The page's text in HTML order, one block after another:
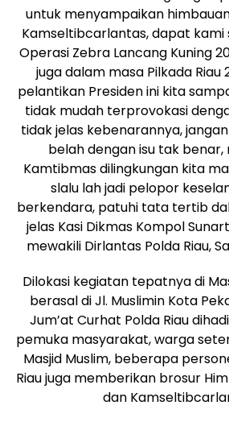
untuk menyampaikan
Kamseltibcarlantas, dapat kami
Operasi Zebra Lancang Kuning
juga dalam masa Pilkada Riau
pelantikan Presiden ini kita
tidak mudah terprovokasi
tidak jelas kebenarannya,
belah dengan isu tak benar,
Kamtibmas dilingkungan kita
slalu lah jadi pelopor
berkendara, patuhi tata tertib
jelas Kasi Dikmas Kompol
mewakili Dirlantas Polda Riau,
Dilokasi kegiatan tepatnya di
berasal di Jl. Muslimin Kota
Jum’at Curhat Polda Riau
pemuka masyarakat, warga
Masjid Muslim, beberapa
Riau juga memberikan brosur
dan